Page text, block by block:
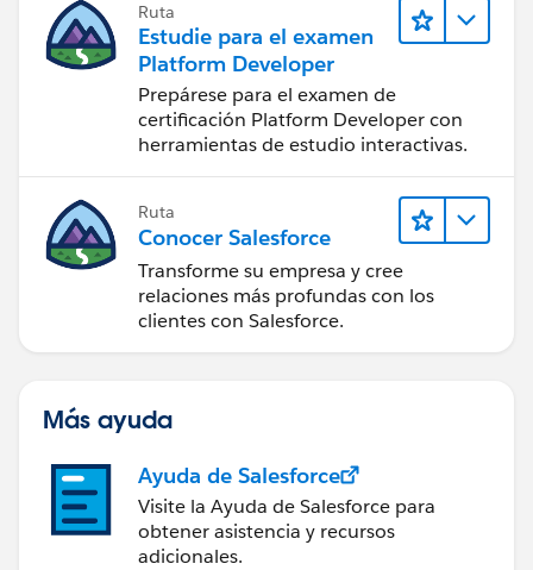
Ruta
Estudie para el examen
Platform Developer
Prepárese para el examen de
certificación Platform Developer con
herramientas de estudio interactivas.
Ruta
Conocer Salesforce
Transforme su empresa y cree
relaciones más profundas con los
clientes con Salesforce.
Más ayuda
Ayuda de Salesforce
Visite la Ayuda de Salesforce para
obtener asistencia y recursos
adicionales.